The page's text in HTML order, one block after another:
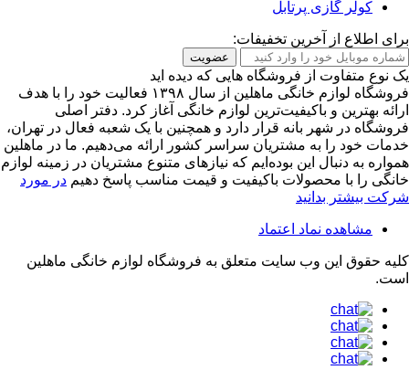
کولر گازی پرتابل
برای اطلاع از آخرین تخفیفات:
عضویت
یک نوع متفاوت از فروشگاه هایی که دیده اید
فروشگاه لوازم خانگی ماهلین از سال ۱۳۹۸ فعالیت خود را با هدف
ارائه بهترین و باکیفیت‌ترین لوازم خانگی آغاز کرد. دفتر اصلی
فروشگاه در شهر بانه قرار دارد و همچنین با یک شعبه فعال در تهران،
خدمات خود را به مشتریان سراسر کشور ارائه می‌دهیم. ما در ماهلین
همواره به دنبال این بوده‌ایم که نیازهای متنوع مشتریان در زمینه لوازم
خانگی را با محصولات باکیفیت و قیمت مناسب پاسخ دهیم در مورد
شرکت بیشتر بدانید
مشاهده نماد اعتماد
کلیه حقوق این وب سایت متعلق به فروشگاه لوازم خانگی ماهلین
است.